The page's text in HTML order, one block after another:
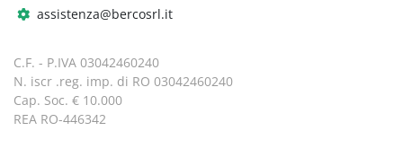
assistenza@bercosrl.it
C.F. - P.IVA 03042460240
N. iscr .reg. imp. di RO 03042460240
Cap. Soc. € 10.000
REA RO-446342